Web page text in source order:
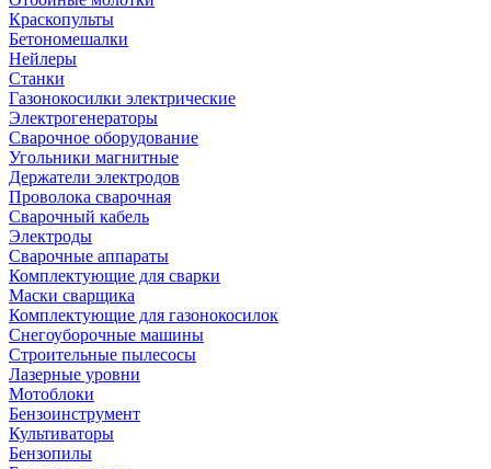
Краскопульты
Бетономешалки
Нейлеры
Станки
Газонокосилки электрические
Электрогенераторы
Сварочное оборудование
Угольники магнитные
Держатели электродов
Проволока сварочная
Сварочный кабель
Электроды
Сварочные аппараты
Комплектующие для сварки
Маски сварщика
Комплектующие для газонокосилок
Снегоуборочные машины
Строительные пылесосы
Лазерные уровни
Мотоблоки
Бензоинструмент
Культиваторы
Бензопилы